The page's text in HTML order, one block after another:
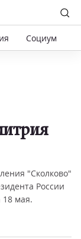
Социум
"Сколково"
России
мая.